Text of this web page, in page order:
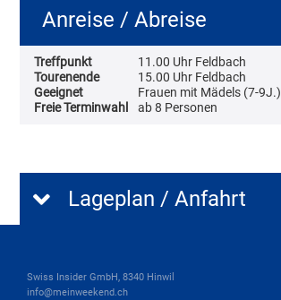
Anreise / Abreise
Treffpunkt
11.00 Uhr Feldbach
Tourenende
15.00 Uhr Feldbach
Geeignet
Frauen mit Mädels (7-9J.)
Freie Terminwahl
ab 8 Personen
Lageplan / Anfahrt
Swiss Insider GmbH, 8340 Hinwil
info@meinweekend.ch